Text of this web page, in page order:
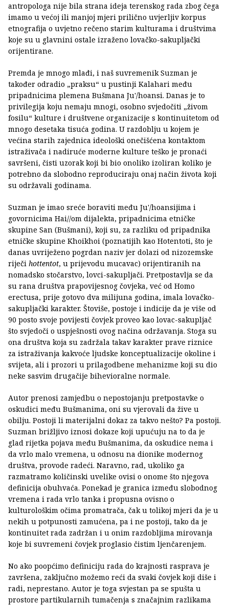
antropologa nije bila strana ideja terenskog rada zbog čega
imamo u većoj ili manjoj mjeri prilično uvjerljiv korpus
etnografija o uvjetno rečeno starim kulturama i društvima
koje su u glavnini ostale izraženo lovačko-sakupljački
orijentirane.
Premda je mnogo mlađi, i naš suvremenik Suzman je
također odradio „praksu“ u pustinji Kalahari među
pripadnicima plemena Bušmana Ju'/hoansi. Danas je to
privilegija koju nemaju mnogi, osobno svjedočiti „živom
fosilu“ kulture i društvene organizacije s kontinuitetom od
mnogo desetaka tisuća godina. U razdoblju u kojem je
većina starih zajednica ideološki onečišćena kontaktom
istraživača i nadiruće moderne kulture teško je pronaći
savršeni, čisti uzorak koji bi bio onoliko izoliran koliko je
potrebno da slobodno reproduciraju onaj način života koji
su održavali godinama.
Suzman je imao sreće boraviti među Ju'/hoansijima i
govornicima Hai//om dijalekta, pripadnicima etničke
skupine San (Bušmani), koji su, za razliku od pripadnika
etničke skupine Khoikhoi (poznatijih kao Hotentoti, što je
danas uvriježeno pogrdan naziv jer dolazi od nizozemske
riječi hottentot, u prijevodu mucavac) orijentiranih na
nomadsko stočarstvo, lovci-sakupljači. Pretpostavlja se da
su rana društva prapovijesnog čovjeka, već od Homo
erectusa, prije gotovo dva milijuna godina, imala lovačko-
sakupljački karakter. Štoviše, postoje i indicije da je više od
90 posto svoje povijesti čovjek proveo kao lovac-sakupljač
što svjedoči o uspješnosti ovog načina održavanja. Stoga su
ona društva koja su zadržala takav karakter prave riznice
za istraživanja kakvoće ljudske konceptualizacije okoline i
svijeta, ali i prozori u prilagodbene mehanizme koji su dio
neke sasvim drugačije bihevioralne normale.
Autor prenosi zamjedbu o nepostojanju pretpostavke o
oskudici među Bušmanima, oni su vjerovali da žive u
obilju. Postoji li materijalni dokaz za takvo nešto? Pa postoji.
Suzman brižljivo iznosi dokaze koji upućuju na to da je
glad rijetka pojava među Bušmanima, da oskudice nema i
da vrlo malo vremena, u odnosu na dionike modernog
društva, provode radeći. Naravno, rad, ukoliko ga
razmatramo količinski uvelike ovisi o onome što njegova
definicija obuhvaća. Ponekad je granica između slobodnog
vremena i rada vrlo tanka i propusna ovisno o
kulturološkim očima promatrača, čak u tolikoj mjeri da je u
nekih u potpunosti zamućena, pa i ne postoji, tako da je
kontinuitet rada zadržan i u onim razdobljima mirovanja
koje bi suvremeni čovjek proglasio čistim ljenčarenjem.
No ako poopćimo definiciju rada do krajnosti rasprava je
završena, zaključno možemo reći da svaki čovjek koji diše i
radi, neprestano. Autor je toga svjestan pa se spušta u
prostore partikularnih tumačenja s značajnim razlikama